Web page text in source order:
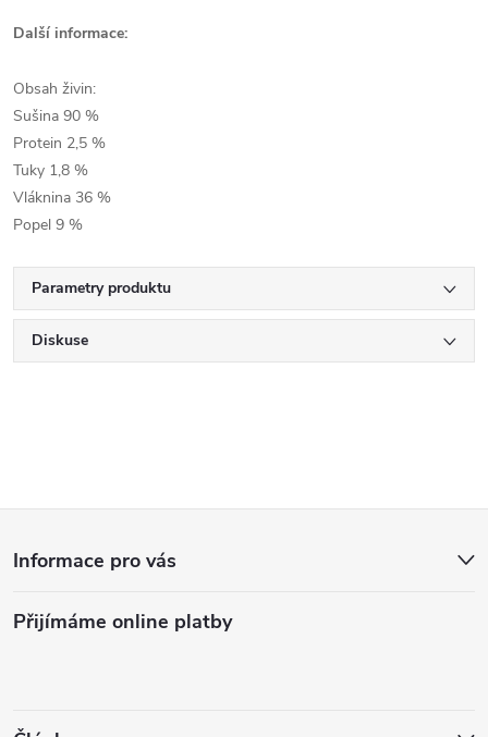
Další informace:
Obsah živin:
Sušina 90 %
Protein 2,5 %
Tuky 1,8 %
Vláknina 36 %
Popel 9 %
Parametry produktu
Diskuse
p
Informace pro vás
Přijímáme online platby